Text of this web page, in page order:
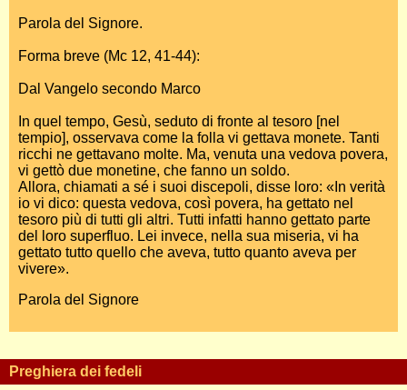
Parola del Signore.
Forma breve (Mc 12, 41-44):
Dal Vangelo secondo Marco
In quel tempo, Gesù, seduto di fronte al tesoro [nel
tempio], osservava come la folla vi gettava monete. Tanti
ricchi ne gettavano molte. Ma, venuta una vedova povera,
vi gettò due monetine, che fanno un soldo.
Allora, chiamati a sé i suoi discepoli, disse loro: «In verità
io vi dico: questa vedova, così povera, ha gettato nel
tesoro più di tutti gli altri. Tutti infatti hanno gettato parte
del loro superfluo. Lei invece, nella sua miseria, vi ha
gettato tutto quello che aveva, tutto quanto aveva per
vivere».
Parola del Signore
Preghiera dei fedeli